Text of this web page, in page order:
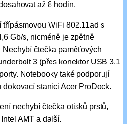
až 8 hodin.
třípásmovou WiFi 802.11ad s
Gb/s, nicméně je zpětně
Nechybí čtečka paměťových
3 (přes konektor USB 3.1
Notebooky také podporují
stanici Acer ProDock.
nechybí čtečka otisků prstů,
AMT a další.